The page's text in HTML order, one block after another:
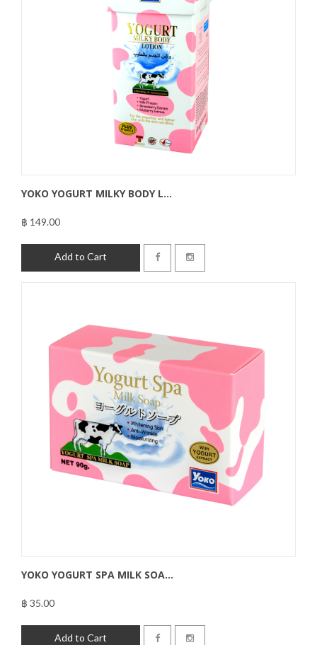
YOKO YOGURT MILKY BODY L...
฿ 149.00
Add to Cart
YOKO YOGURT SPA MILK SOA...
฿ 35.00
Add to Cart